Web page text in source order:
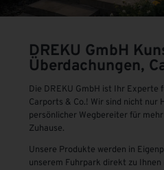
DREKU GmbH
Überdachungen,
Die DREKU GmbH ist Ihr Experte
Carports & Co.! Wir sind nicht nur
persönlicher Wegbereiter für
Zuhause.
Unsere Produkte werden in
unserem Fuhrpark direkt zu